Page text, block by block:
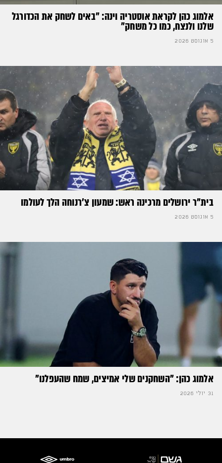
אלמוג כהן לקראת אוסטריה וינה: ״באים לשחק את הכדורגל
שלנו ולנצח, כמו כל משחק״
5 אוגוסט 2026
בית"ר ירושלים מרכינה ראש: שמעון צ'רנוחה הלך לעולמו
5 אוגוסט 2026
אלמוג כהן: "השחקנים שלי אמיצים, שמח שהעפלנו"
31 יולי 2026